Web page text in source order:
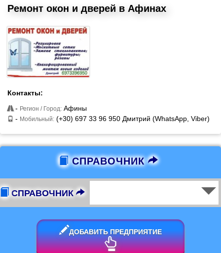
Ремонт окон и дверей в Афинах
Контакты:
- Регион / Город: Афины
- Мобильный: (+30) 697 33 96 950 Дмитрий (WhatsApp, Viber)
СПРАВОЧНИК
СПРАВОЧНИК
ДОБАВИТЬ ПРЕДПРИЯТИЕ